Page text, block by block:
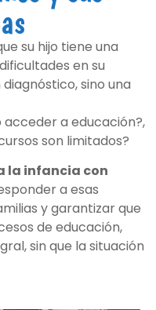
su hijo tiene una
en su
sino una
a educación?,
son limitados?
la infancia con
a esas
y garantizar que
de educación,
sin que la situación